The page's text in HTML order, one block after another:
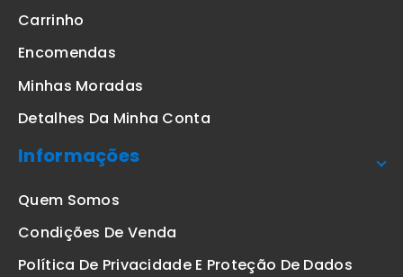
Carrinho
Encomendas
Minhas Moradas
Detalhes Da Minha Conta
Informações
Quem Somos
Condições De Venda
Política De Privacidade E Proteção De Dados